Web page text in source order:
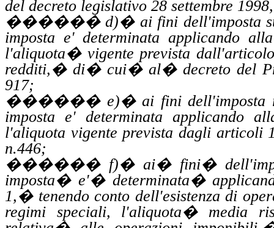
del decreto legislativo 28 settembre
������d)� ai fini dell'imposta
imposta e' determinata applicando
l'aliquota� vigente prevista
redditi,� di� cui� al� decreto del
917;
������ e)�ai fini dell'imposta
imposta e' determinata applicando
l'aliquota vigente prevista dagli articoli
n.446;
������ f)� ai� fini�
imposta� e'� determinata�
1,� tenendo conto dell'esistenza di
regimi speciali, l'aliquota� media